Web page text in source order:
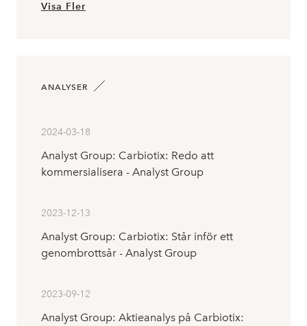
Visa Fler
ANALYSER
2024-03-18
Analyst Group: Carbiotix: Redo att
kommersialisera - Analyst Group
2023-12-13
Analyst Group: Carbiotix: Står inför ett
genombrottsår - Analyst Group
2023-09-12
Analyst Group: Aktieanalys på Carbiotix: